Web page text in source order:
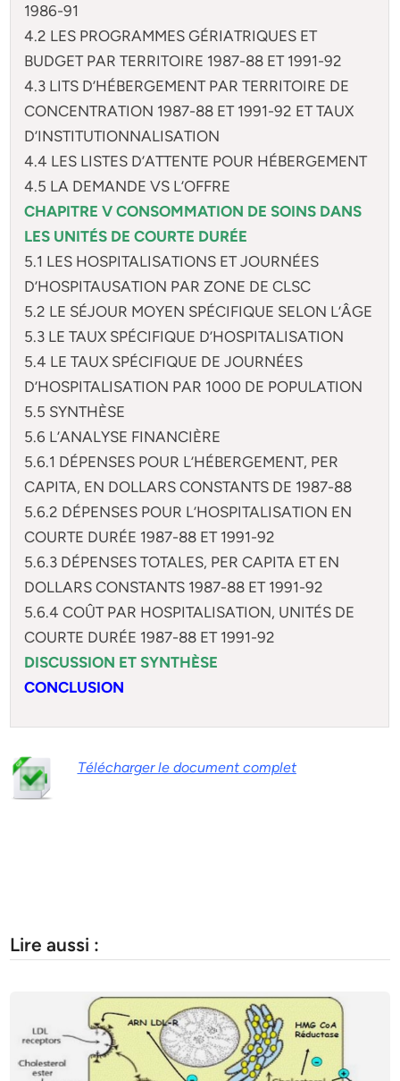
1986-91
4.2 LES PROGRAMMES GÉRIATRIQUES ET
BUDGET PAR TERRITOIRE 1987-88 ET 1991-92
4.3 LITS D’HÉBERGEMENT PAR TERRITOIRE DE
CONCENTRATION 1987-88 ET 1991-92 ET TAUX
D’INSTITUTIONNALISATION
4.4 LES LISTES D’ATTENTE POUR HÉBERGEMENT
4.5 LA DEMANDE VS L’OFFRE
CHAPITRE V CONSOMMATION DE SOINS DANS
LES UNITÉS DE COURTE DURÉE
5.1 LES HOSPITALISATIONS ET JOURNÉES
D’HOSPITAUSATION PAR ZONE DE CLSC
5.2 LE SÉJOUR MOYEN SPÉCIFIQUE SELON L’ÂGE
5.3 LE TAUX SPÉCIFIQUE D’HOSPITALISATION
5.4 LE TAUX SPÉCIFIQUE DE JOURNÉES
D’HOSPITALISATION PAR 1000 DE POPULATION
5.5 SYNTHÈSE
5.6 L’ANALYSE FINANCIÈRE
5.6.1 DÉPENSES POUR L’HÉBERGEMENT, PER
CAPITA, EN DOLLARS CONSTANTS DE 1987-88
5.6.2 DÉPENSES POUR L’HOSPITALISATION EN
COURTE DURÉE 1987-88 ET 1991-92
5.6.3 DÉPENSES TOTALES, PER CAPITA ET EN
DOLLARS CONSTANTS 1987-88 ET 1991-92
5.6.4 COÛT PAR HOSPITALISATION, UNITÉS DE
COURTE DURÉE 1987-88 ET 1991-92
DISCUSSION ET SYNTHÈSE
CONCLUSION
Télécharger le document complet
Lire aussi :